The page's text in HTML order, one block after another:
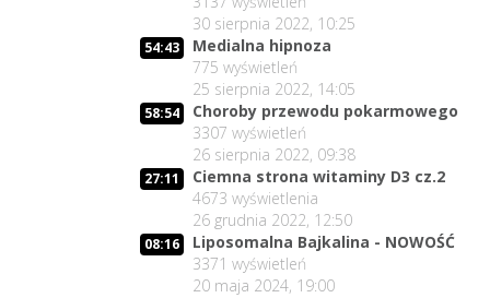
30 sierpnia 2022, 10:25
54:43
Medialna hipnoza
775 wyświetleń
25 sierpnia 2022, 14:05
58:54
Choroby przewodu pokarmowego
3307 wyświetleń
26 sierpnia 2022, 09:38
27:11
Ciemna strona witaminy D3 cz.2
4673 wyświetlenia
26 grudnia 2022, 12:50
08:16
Liposomalna Bajkalina - NOWOŚĆ
3371 wyświetleń
20 maja 2024, 19:00